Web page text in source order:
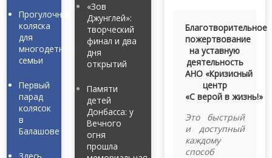
Прогулочная
коляска
для
многодетной
семьи
Первый
парад
колясок
в
Балашове
«Зов
Джунглей»:
творческий
финал и два
дня
открытий
Памяти
детей
Донбасса: у
Вечного
огня
прошла
Благотворительное
пожертвование
на уставную
деятельность
АНО «Кризисный
центр
«С верой в жизнь!»
Это быстрый
и доступный
каждому
способ